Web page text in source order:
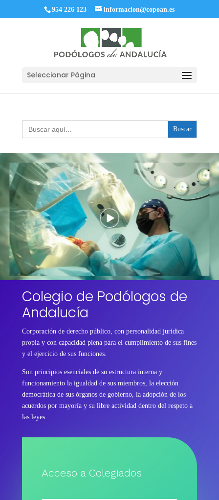
954 226 123 informacion@copoan.es
Seleccionar Página
Buscar:
Colegio de Podólogos de
Andalucía
Corporación de derecho público, con personalidad jurídica
propia y con capacidad plena para el cumplimiento de sus fines
y el ejercicio de sus funciones.
Son principios esenciales de su estructura interna y
funcionamiento la igualdad de sus miembros, la elección
democrática de sus órganos de gobierno, la adopción de los
acuerdos por mayoría y su libre actividad dentro del respeto a
las leyes.
Acceso a Colegiados